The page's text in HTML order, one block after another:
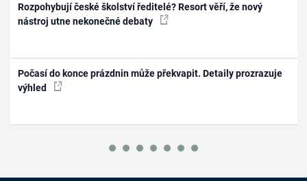
Rozpohybují české školství ředitelé? Resort věří, že nový
nástroj utne nekonečné debaty
Počasí do konce prázdnin může překvapit. Detaily prozrazuje
výhled